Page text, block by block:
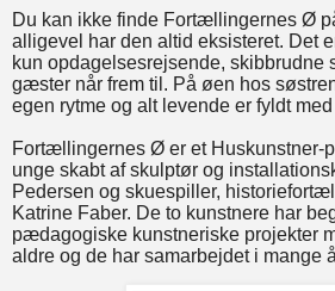
Du kan ikke finde Fortællingernes Ø
alligevel har den altid eksisteret. Det
kun opdagelsesrejsende,
gæster når frem til. På øen hos
egen rytme og alt levende er fyldt
Fortællingernes Ø er et Huskunstner-
unge skabt af skulptør og
Pedersen og skuespiller,
Katrine Faber. De to kunstnere har
pædagogiske kunstneriske projekter
aldre og de har samarbejdet i mange